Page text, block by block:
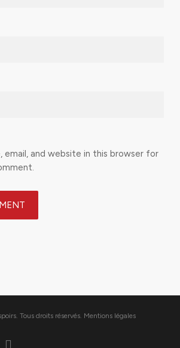
email, and website in this browser for
Tous droits réservés. Mentions légales
flickr